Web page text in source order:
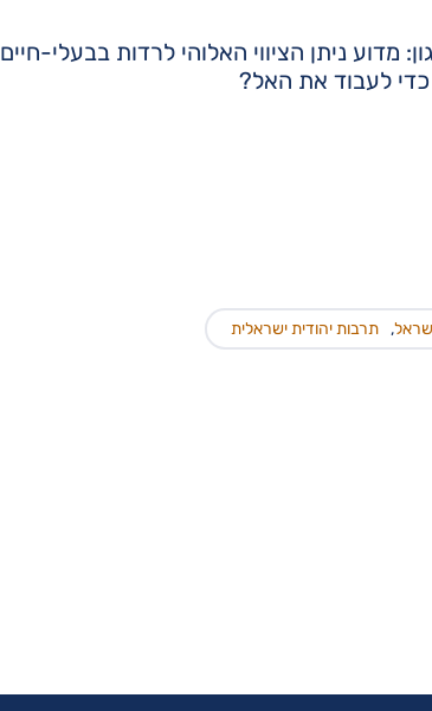
מדוע ניתן הציווי האלוהי לרדות בבעלי-חיים
כדי לעבוד את האל?
, תרבות יהודית ישראלית